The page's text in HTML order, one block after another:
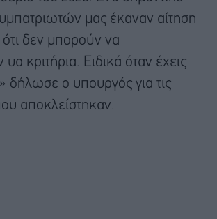
μας έκαναν αίτηση
δεν μπορούν να
κριτήρια. Ειδικά όταν έχεις
δήλωσε ο υπουργός για τις
αποκλείστηκαν.